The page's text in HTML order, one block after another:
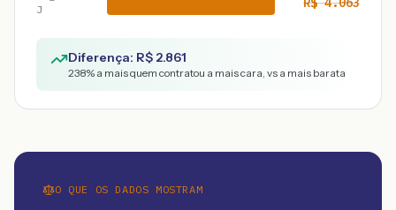
J
Diferença: R$ 2.861
238% a mais quem contratou a mais cara, vs a mais barata
O QUE OS DADOS MOSTRAM